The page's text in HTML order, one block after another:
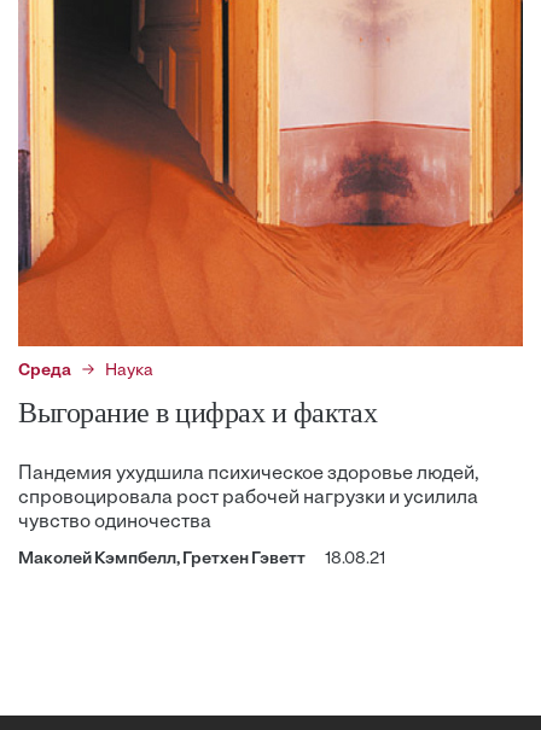
Среда Наука
Выгорание в цифрах и фактах
Пандемия ухудшила психическое здоровье людей,
спровоцировала рост рабочей нагрузки и усилила
чувство одиночества
Маколей Кэмпбелл, Гретхен Гэветт 18.08.21